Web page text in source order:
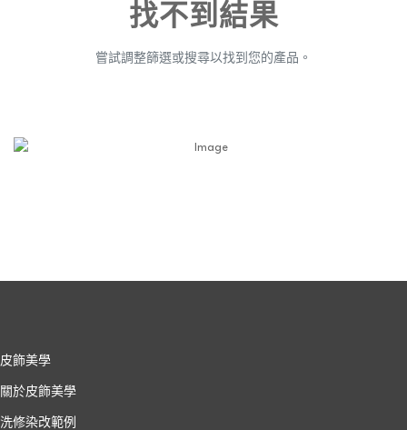
找不到結果
嘗試調整篩選或搜尋以找到您的產品。
皮飾美學
關於皮飾美學
洗修染改範例